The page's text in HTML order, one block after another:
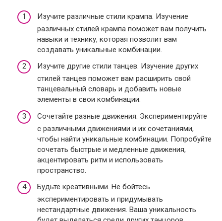
Изучите различные стили крампа. Изучение
различных стилей крампа поможет вам получить
навыки и технику, которая позволит вам
создавать уникальные комбинации.
Изучите другие стили танцев. Изучение других
стилей танцев поможет вам расширить свой
танцевальный словарь и добавить новые
элементы в свои комбинации.
Сочетайте разные движения. Экспериментируйте
с различными движениями и их сочетаниями,
чтобы найти уникальные комбинации. Попробуйте
сочетать быстрые и медленные движения,
акцентировать ритм и использовать
пространство.
Будьте креативными. Не бойтесь
экспериментировать и придумывать
нестандартные движения. Ваша уникальность